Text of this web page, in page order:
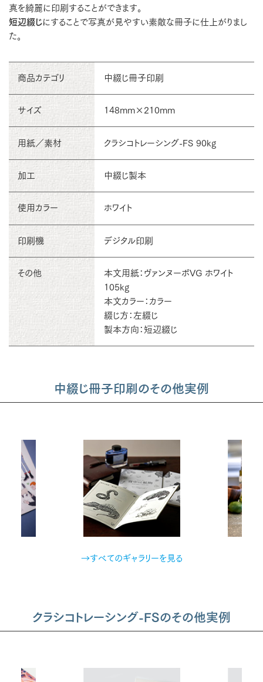
真を綺麗に印刷することができます。
短辺綴じにすることで写真が見やすい素敵な冊子に仕上がりまし
た。
商品カテゴリ 中綴じ冊子印刷
サイズ 148mm×210mm
用紙／素材 クラシコトレーシング-FS 90kg
加工 中綴じ製本
使用カラー ホワイト
印刷機 デジタル印刷
その他
本文用紙：ヴァンヌーボVG ホワイト
105kg
本文カラー：カラー
綴じ方：左綴じ
製本方向：短辺綴じ
中綴じ冊子印刷のその他実例
→すべてのギャラリーを見る
クラシコトレーシング-FSのその他実例